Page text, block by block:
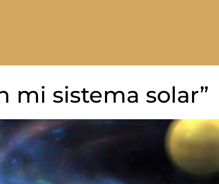
mi sistema solar”